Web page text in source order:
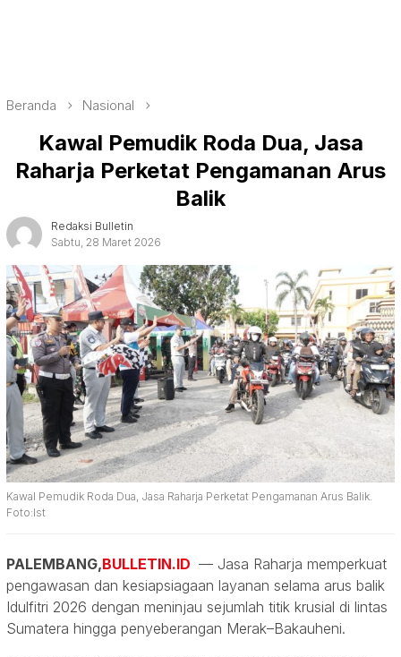
Beranda Nasional
Kawal Pemudik Roda Dua, Jasa
Raharja Perketat Pengamanan Arus
Balik
Redaksi Bulletin
Sabtu, 28 Maret 2026
Kawal Pemudik Roda Dua, Jasa Raharja Perketat Pengamanan Arus Balik.
Foto:Ist
PALEMBANG,BULLETIN.ID — Jasa Raharja memperkuat
pengawasan dan kesiapsiagaan layanan selama arus balik
Idulfitri 2026 dengan meninjau sejumlah titik krusial di lintas
Sumatera hingga penyeberangan Merak–Bakauheni.